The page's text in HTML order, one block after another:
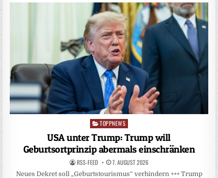
Posted
in
TOPPNEWS
USA unter Trump: Trump will
Geburtsortprinzip abermals einschränken
RSS-FEED 7. AUGUST 2026
Neues Dekret soll „Geburtstourismus“ verhindern +++ Trump